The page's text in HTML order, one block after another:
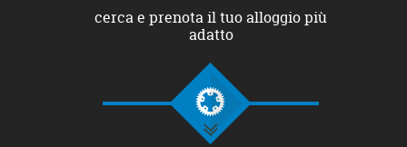
cerca e prenota il tuo alloggio più
adatto